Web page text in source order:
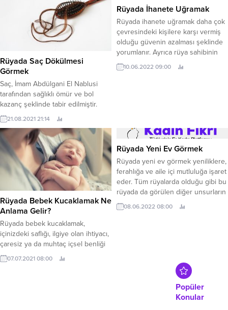
rüya hayırlıdır. Koyu renkli unlardan
yapılmış esmer ekmekler hastalık
ve maddi kayıp olarak tabir edilir.
Fakat rüyada ekmek yemek
Rüyada Saç Dökülmesi
Görmek
Saç, İmam Abdülgani El Nablusi
tarafından sağlıklı ömür ve bol
kazanç şeklinde tabir edilmiştir.
21.08.2021 21:14
Rüyada İhanete Uğramak
Rüyada ihanete uğramak daha çok
çevresindeki kişilere karşı vermiş
olduğu güvenin azalması şeklinde
yorumlanır. Ayrıca rüya sahibinin
itibar ve saygınlık kaybı
yaşayacağına işaret olarak da
Rüyasında ihanete uğradığını
gören kişinin, çevresinde...
10.06.2022 09:00
Rüyada Bebek Kucaklamak Ne
Anlama Gelir?
Rüyada bebek kucaklamak,
içinizdeki saflığı, ilgiye olan ihtiyacı,
çaresiz ya da muhtaç içsel benliği
sembolize eder. Size gülümseyen
bir bebek gördüyseniz, saf
07.07.2021 08:00
Rüyada Yeni Ev Görmek
Rüyada yeni ev görmek yeniliklere,
ferahlığa ve aile içi mutluluğa işaret
eder. Tüm rüyalarda olduğu gibi bu
rüyada da görülen diğer unsurların
rüyadaki şekli ve olayların işleyişi
farklı yorumlara sebep
08.06.2022 08:00
Popüler
Konular